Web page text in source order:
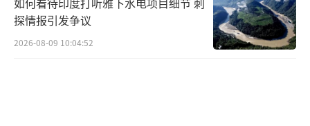
探情报引发争议
2026-08-09 10:04:52